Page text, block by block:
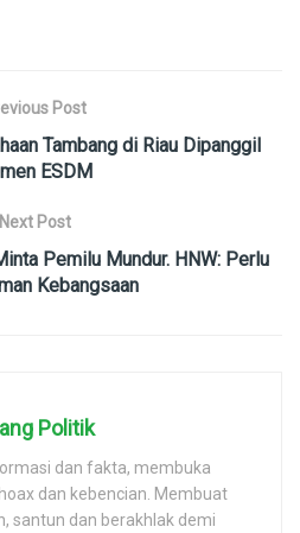
Post
Tambang di Riau Dipanggil
ESDM
Next Post
Pemilu Mundur. HNW: Perlu
Kebangsaan
Politik
dan fakta, membuka
dan kebencian. Membuat
santun dan berakhlak demi